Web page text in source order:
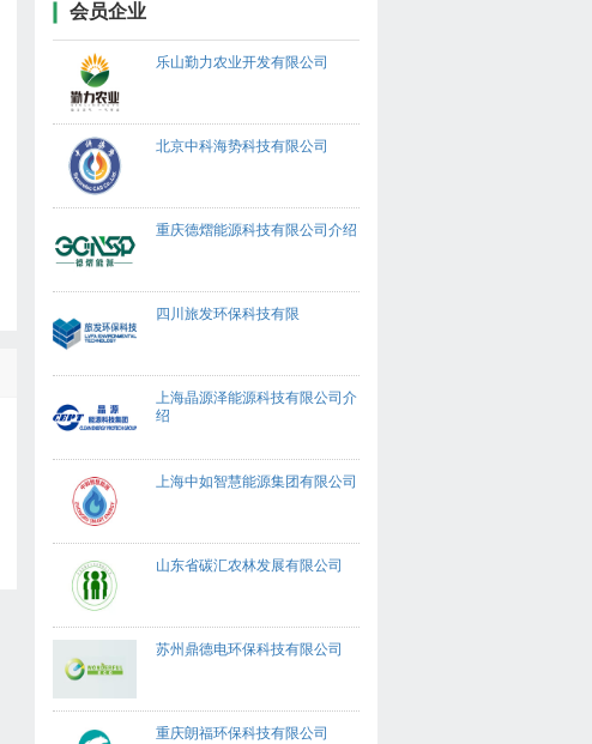
会员企业
乐山勤力农业开发有限公司
北京中科海势科技有限公司
重庆德熠能源科技有限公司介绍
四川旅发环保科技有限
上海晶源泽能源科技有限公司介
绍
上海中如智慧能源集团有限公司
山东省碳汇农林发展有限公司
苏州鼎德电环保科技有限公司
重庆朗福环保科技有限公司